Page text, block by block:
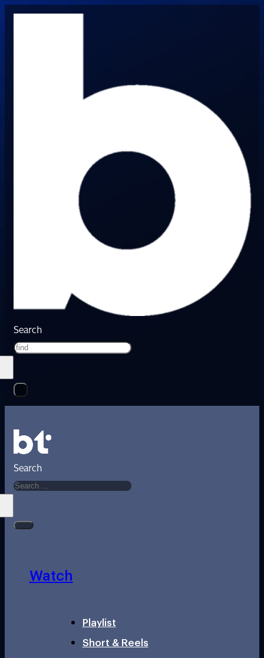
Search
Search
Watch
Playlist
Short & Reels